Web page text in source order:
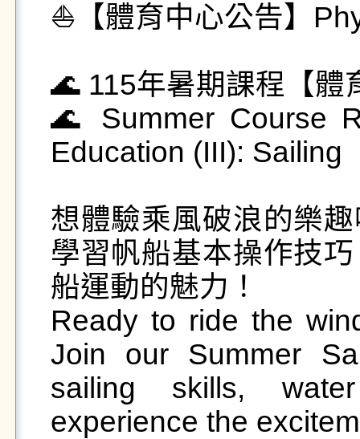
⛵【體育中心公告】
🌊 115年暑期課程【體
🌊 Summer Course
Education (III): Sailing
想體驗乘風破浪的樂
學習帆船基本操作技
船運動的魅力！
Ready to ride the
Join our Summer
sailing skills,
experience the